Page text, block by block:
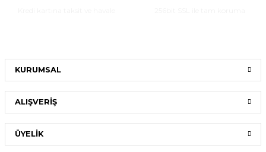
KURUMSAL
ALIŞVERİŞ
ÜYELİK